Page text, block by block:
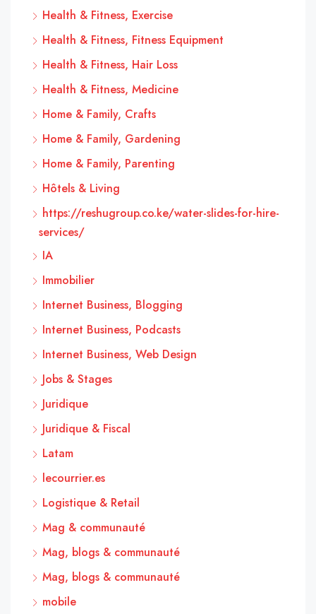
Health & Fitness, Exercise
Health & Fitness, Fitness Equipment
Health & Fitness, Hair Loss
Health & Fitness, Medicine
Home & Family, Crafts
Home & Family, Gardening
Home & Family, Parenting
Hôtels & Living
https://reshugroup.co.ke/water-slides-for-hire-
services/
IA
Immobilier
Internet Business, Blogging
Internet Business, Podcasts
Internet Business, Web Design
Jobs & Stages
Juridique
Juridique & Fiscal
Latam
lecourrier.es
Logistique & Retail
Mag & communauté
Mag, blogs & communauté
Mag, blogs & communauté
mobile